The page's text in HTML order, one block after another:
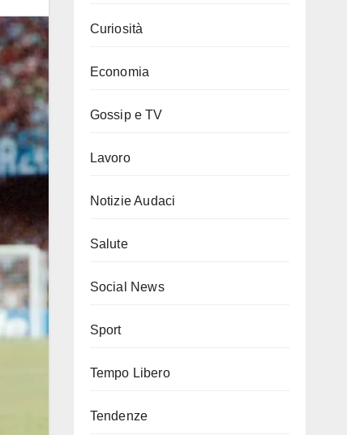
Curiosità
Economia
Gossip e TV
Lavoro
Notizie Audaci
Salute
Social News
Sport
Tempo Libero
Tendenze